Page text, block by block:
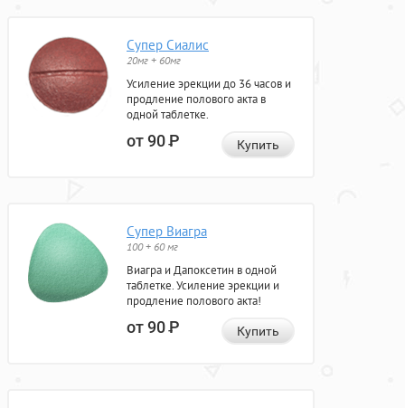
Супер Сиалис
20мг + 60мг
Усиление эрекции до 36 часов и
продление полового акта в
одной таблетке.
от 90Р Купить
Супер Виагра
100 + 60 мг
Виагра и Дапоксетин в одной
таблетке. Усиление эрекции и
продление полового акта!
от 90Р Купить